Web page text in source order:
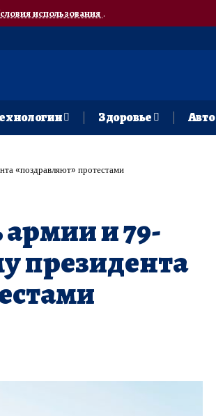
использования.
Здоровье Авто
«поздравляют» протестами
и 79-
президента